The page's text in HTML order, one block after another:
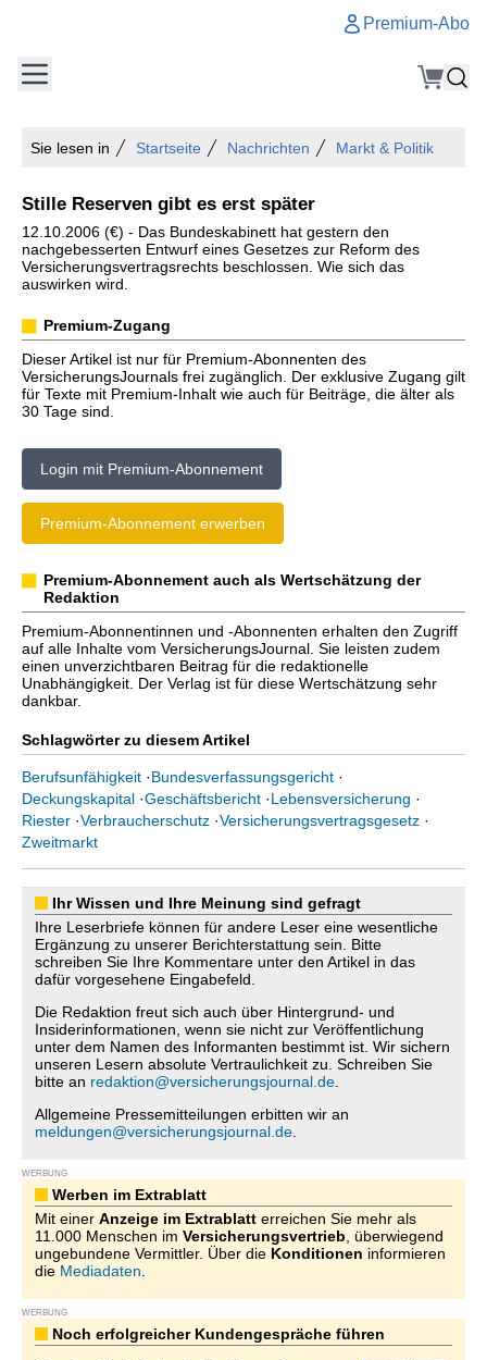
Premium-Abo
Sie lesen in Startseite Nachrichten Markt & Politik
Stille Reserven gibt es erst später
12.10.2006 (€) - Das Bundeskabinett hat gestern den
nachgebesserten Entwurf eines Gesetzes zur Reform des
Versicherungsvertragsrechts beschlossen. Wie sich das
auswirken wird.
Premium-Zugang
Dieser Artikel ist nur für Premium-Abonnenten des
VersicherungsJournals frei zugänglich. Der exklusive Zugang gilt
für Texte mit Premium-Inhalt wie auch für Beiträge, die älter als
30 Tage sind.
Login mit Premium-Abonnement
Premium-Abonnement erwerben
Premium-Abonnement auch als Wertschätzung der
Redaktion
Premium-Abonnentinnen und -Abonnenten erhalten den Zugriff
auf alle Inhalte vom VersicherungsJournal. Sie leisten zudem
einen unverzichtbaren Beitrag für die redaktionelle
Unabhängigkeit. Der Verlag ist für diese Wertschätzung sehr
dankbar.
Schlagwörter zu diesem Artikel
Berufsunfähigkeit ·Bundesverfassungsgericht ·
Deckungskapital ·Geschäftsbericht ·Lebensversicherung ·
Riester ·Verbraucherschutz ·Versicherungsvertragsgesetz ·
Zweitmarkt
Ihr Wissen und Ihre Meinung sind gefragt
Ihre Leserbriefe können für andere Leser eine wesentliche
Ergänzung zu unserer Berichterstattung sein. Bitte
schreiben Sie Ihre Kommentare unter den Artikel in das
dafür vorgesehene Eingabefeld.
Die Redaktion freut sich auch über Hintergrund- und
Insiderinformationen, wenn sie nicht zur Veröffentlichung
unter dem Namen des Informanten bestimmt ist. Wir sichern
unseren Lesern absolute Vertraulichkeit zu. Schreiben Sie
bitte an redaktion@versicherungsjournal.de
Allgemeine Pressemitteilungen erbitten wir an
meldungen@versicherungsjournal.de
WERBUNG
Werben im Extrablatt
Mit einer Anzeige im Extrablatt erreichen Sie mehr als
11.000 Menschen im Versicherungsvertrieb , überwiegend
ungebundene Vermittler. Über die Konditionen informieren
die Mediadaten
WERBUNG
Noch erfolgreicher Kundengespräche führen